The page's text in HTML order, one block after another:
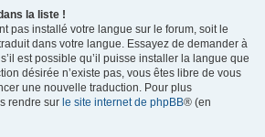
la liste !
pas installé votre langue sur le forum, soit le
dans votre langue. Essayez de demander à
est possible qu’il puisse installer la langue que
désirée n’existe pas, vous êtes libre de vous
une nouvelle traduction. Pour plus
rendre sur le site internet de phpBB® (en